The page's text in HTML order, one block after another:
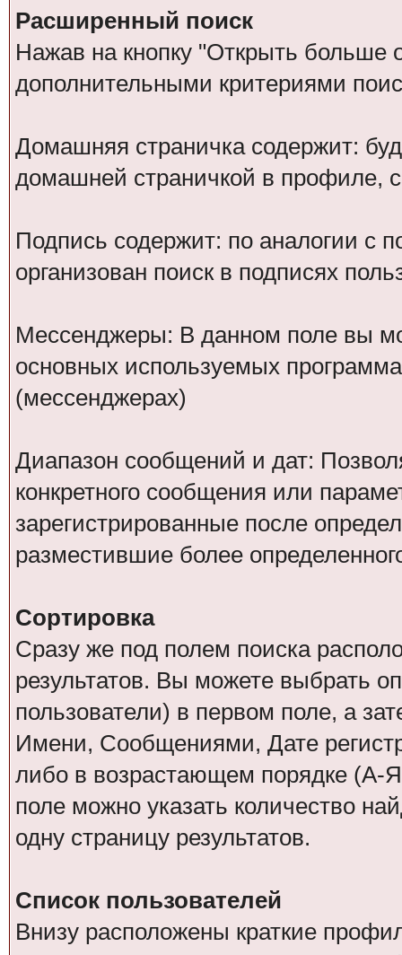
Расширенный поиск
Нажав на кнопку "Открыть больше
дополнительными критериями
Домашняя страничка содержит:
домашней страничкой в профиле,
Подпись содержит: по аналогии с
организован поиск в подписях
Мессенджеры: В данном поле вы
основных используемых
(мессенджерах)
Диапазон сообщений и дат:
конкретного сообщения или
зарегистрированные после
разместившие более
Сортировка
Сразу же под полем поиска
результатов. Вы можете выбрать
пользователи) в первом поле, а
Имени, Сообщениями, Дате
либо в возрастающем порядке
поле можно указать количество
одну страницу результатов.
Список пользователей
Внизу расположены краткие